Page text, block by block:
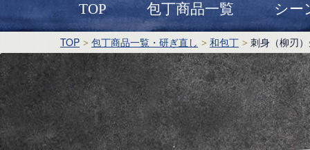
TOP 包丁商品一覧 シー
TOP 包丁商品一覧・研ぎ直し 和包丁 刺身（柳刃